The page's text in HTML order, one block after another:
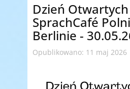
Dzień
SprachCafé
Berlinie -
Opublikowano: 11 maj 2026